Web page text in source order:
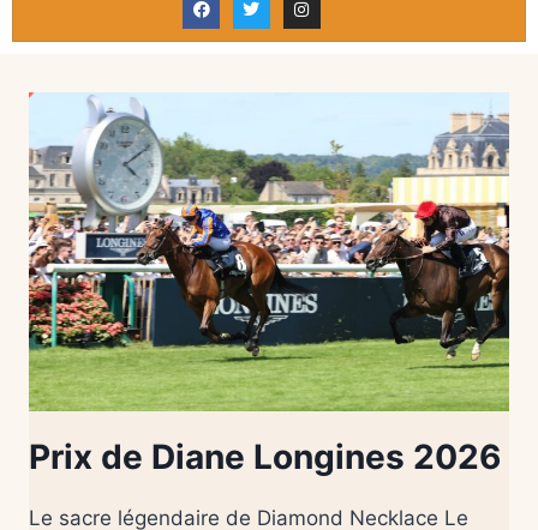
Prix de Diane Longines 2026
Le sacre légendaire de Diamond Necklace Le